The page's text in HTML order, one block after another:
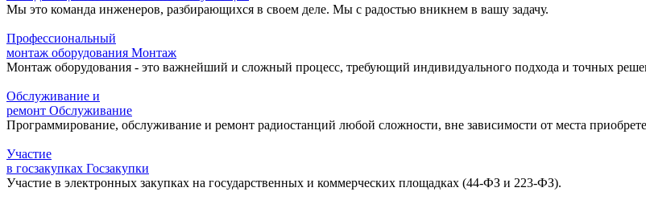
Мы это команда инженеров, разбирающихся в своем деле. Мы с радостью вникнем в вашу задачу.
Профессиональный
монтаж оборудования Монтаж
Монтаж оборудования - это важнейший и сложный процесс, требующий индивидуального подхода и точных
Обслуживание и
ремонт Обслуживание
Программирование, обслуживание и ремонт радиостанций любой сложности, вне зависимости от места
Участие
в госзакупках Госзакупки
Участие в электронных закупках на государственных и коммерческих площадках (44-ФЗ и 223-ФЗ).